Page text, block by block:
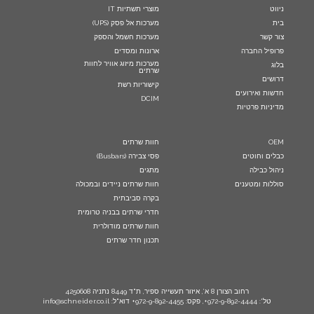
ניווט
בית
צור קשר
פרופיל החברה
בלוג
דרושים
חדשות ואירועים
מדיניות פרטיות
מוצרי תשתיות IT
מערכות אל פסק (UPS)
מערכות חשמל והספק
ארונות ומסדים
מערכות מיזוג אוויר לחוות
שרתים
קישוריות רשת
DCIM
OEM
כבלים וחוטים
ניהול כבילה
סוללות ומטענים
חוות שרתים
פסי צבירה (Busbars)
מתגים
חוות שרתים ניידים ובמכולה
בקרה סביבתית
חדרי שרתים בבניה טרומית
חוות שרתים מודולרית
תכנון חדר שרתים
רחוב הצורן 8 א’, איזור תעשייה ספיר, ת"ד 8449 נתניה 4250608
טל': 972-9-892-4444+, פקס: 972-9-892-4455+ דוא"ל: info@schneider.co.il